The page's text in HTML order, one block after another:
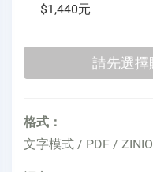
$1,440元
格式：
文字模式 / PDF / ZINIO